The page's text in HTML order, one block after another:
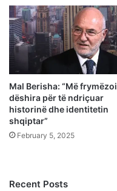
Mal Berisha: “Më frymëzoi
dëshira për të ndriçuar
historinë dhe identitetin
shqiptar”
February 5, 2025
Recent Posts